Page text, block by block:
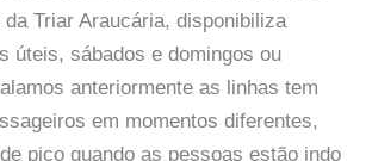
Triar Araucária, disponibiliza
úteis, sábados e domingos ou
anteriormente as linhas tem
em momentos diferentes,
pico quando as pessoas estão indo